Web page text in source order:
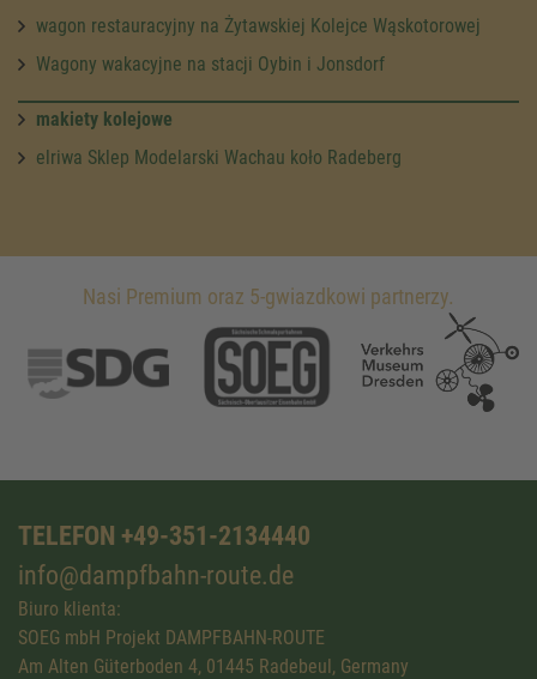
wagon restauracyjny na Żytawskiej Kolejce Wąskotorowej
Wagony wakacyjne na stacji Oybin i Jonsdorf
makiety kolejowe
elriwa Sklep Modelarski Wachau koło Radeberg
Nasi Premium oraz 5-gwiazdkowi partnerzy.
TELEFON +49-351-2134440
info@dampfbahn-route.de
Biuro klienta:
SOEG mbH Projekt DAMPFBAHN-ROUTE
Am Alten Güterboden 4, 01445 Radebeul, Germany